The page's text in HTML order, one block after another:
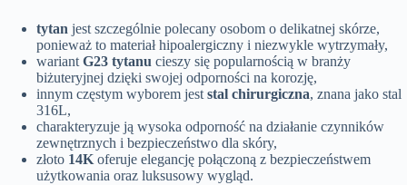
tytan jest szczególnie polecany osobom o delikatnej skórze,
ponieważ to materiał hipoalergiczny i niezwykle wytrzymały,
wariantG23 tytanu cieszy się popularnością w branży
biżuteryjnej dzięki swojej odporności na korozję,
innym częstym wyborem jeststal chirurgiczna, znana jako stal
316L,
charakteryzuje ją wysoka odporność na działanie czynników
zewnętrznych i bezpieczeństwo dla skóry,
złoto 14Koferuje elegancję połączoną z bezpieczeństwem
użytkowania oraz luksusowy wygląd.